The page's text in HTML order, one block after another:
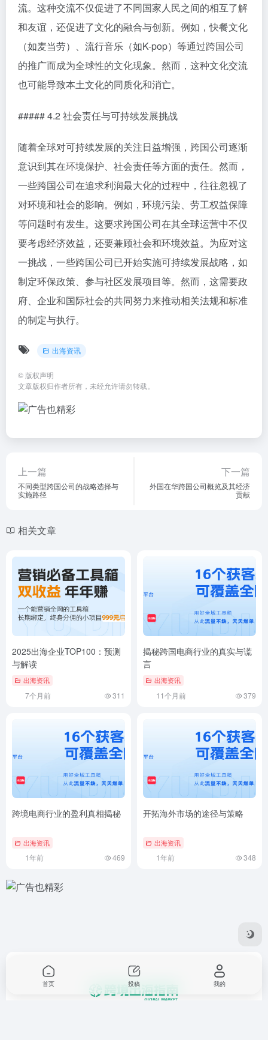
流。这种交流不仅促进了不同国家人民之间的相互了解
和友谊，还促进了文化的融合与创新。例如，快餐文化
（如麦当劳）、流行音乐（如K-pop）等通过跨国公司
的推广而成为全球性的文化现象。然而，这种文化交流
也可能导致本土文化的同质化和消亡。
##### 4.2 社会责任与可持续发展挑战
随着全球对可持续发展的关注日益增强，跨国公司逐渐
意识到其在环境保护、社会责任等方面的责任。然而，
一些跨国公司在追求利润最大化的过程中，往往忽视了
对环境和社会的影响。例如，环境污染、劳工权益保障
等问题时有发生。这要求跨国公司在其全球运营中不仅
要考虑经济效益，还要兼顾社会和环境效益。为应对这
一挑战，一些跨国公司已开始实施可持续发展战略，如
制定环保政策、参与社区发展项目等。然而，这需要政
府、企业和国际社会的共同努力来推动相关法规和标准
的制定与执行。
出海资讯
© 版权声明
文章版权归作者所有，未经允许请勿转载。
上一篇
不同类型跨国公司的战略选择与
实施路径
下一篇
外国在华跨国公司概览及其经济
贡献
相关文章
2025出海企业TOP100：预测
与解读
出海资讯
7个月前 311
揭秘跨国电商行业的真实与谎
言
出海资讯
11个月前 379
跨境电商行业的盈利真相揭秘
出海资讯
1年前 469
开拓海外市场的途径与策略
出海资讯
1年前 348
首页 投稿 我的